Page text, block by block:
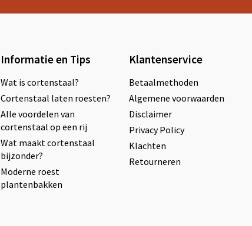
Informatie en Tips
Wat is cortenstaal?
Cortenstaal laten roesten?
Alle voordelen van
cortenstaal op een rij
Wat maakt cortenstaal
bijzonder?
Moderne roest
plantenbakken
Klantenservice
Betaalmethoden
Algemene voorwaarden
Disclaimer
Privacy Policy
Klachten
Retourneren